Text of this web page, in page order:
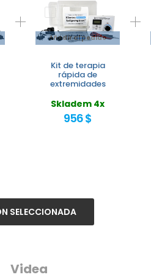
Añadir al pedido
Kit de terapia
rápida de
extremidades
Skladem 4x
956 $
SELECCIONADA
Videa